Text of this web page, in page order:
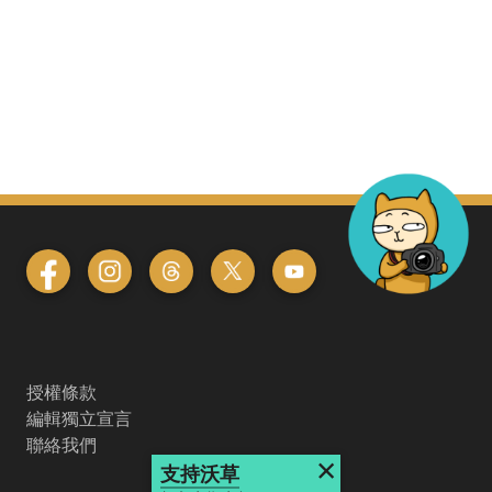
授權條款
編輯獨立宣言
聯絡我們
支持沃草 ×